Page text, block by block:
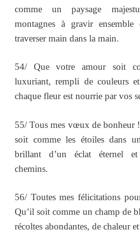
comme un paysage
montagnes à gravir
traverser main dans la main.
54/ Que votre amour soit
luxuriant, rempli de couleurs
chaque fleur est nourrie par vos
55/ Tous mes vœux de bonheur
soit comme les étoiles dans
brillant d’un éclat éternel
chemins.
56/ Toutes mes félicitations
Qu’il soit comme un champ de
récoltes abondantes, de chaleur